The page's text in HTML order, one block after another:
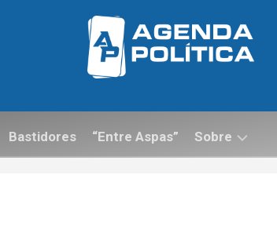
Bastidores “Entre Aspas” Sobre